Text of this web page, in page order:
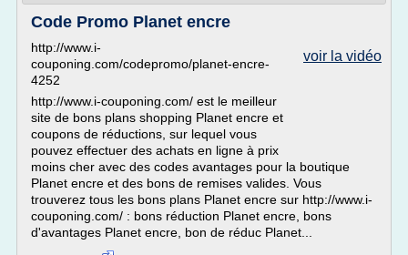
Code Promo Planet encre
voir la vidéo
http://www.i-
couponing.com/codepromo/planet-encre-
4252
http://www.i-couponing.com/ est le meilleur
site de bons plans shopping Planet encre et
coupons de réductions, sur lequel vous
pouvez effectuer des achats en ligne à prix
moins cher avec des codes avantages pour la boutique
Planet encre et des bons de remises valides. Vous
trouverez tous les bons plans Planet encre sur http://www.i-
couponing.com/ : bons réduction Planet encre, bons
d'avantages Planet encre, bon de réduc Planet...